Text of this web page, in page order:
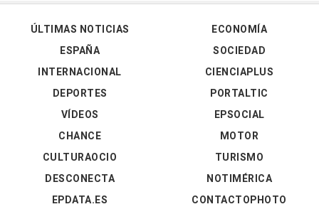
ÚLTIMAS NOTICIAS
ESPAÑA
INTERNACIONAL
DEPORTES
VÍDEOS
ECONOMÍA
SOCIEDAD
CIENCIAPLUS
PORTALTIC
EPSOCIAL
CHANCE
CULTURAOCIO
DESCONECTA
EPDATA.ES
MOTOR
TURISMO
NOTIMÉRICA
CONTACTOPHOTO